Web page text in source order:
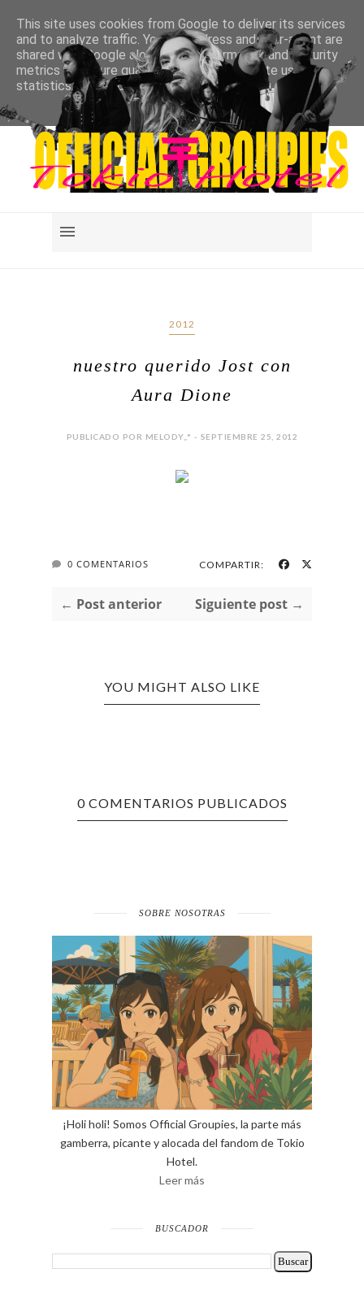
2012
nuestro querido Jost con
Aura Dione
PUBLICADO POR MELODY,,* - SEPTIEMBRE 25, 2012
0 COMENTARIOS COMPARTIR:
← Post anterior Siguiente post →
YOU MIGHT ALSO LIKE
0 COMENTARIOS PUBLICADOS
SOBRE NOSOTRAS
¡Holi holi! Somos Official Groupies, la parte más
gamberra, picante y alocada del fandom de Tokio
Hotel.
Leer más
BUSCADOR
This site uses cookies from Google to deliver its services
and to analyze traffic. Your IP address and user-agent are
shared with Google along with performance and security
metrics to ensure quality of service, generate usage
statistics, and to detect and address abuse.
LEARN MORE GOT IT